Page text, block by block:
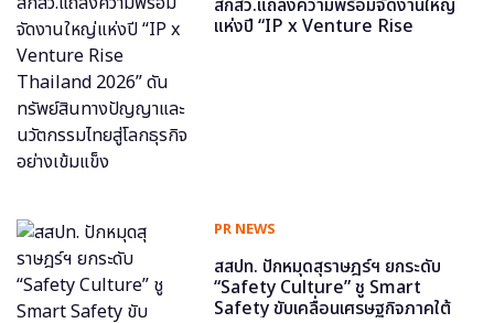
สกสว.แถลงความพร้อมจัดงานใหญ่
แห่งปี “IP x Venture Rise
PR NEWS
สสปท. ปักหมุดสุราษฎร์ฯ ยกระดับ
“Safety Culture” ชู Smart
Safety ขับเคลื่อนเศรษฐกิจภาคใต้